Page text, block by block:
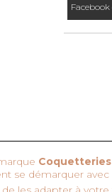
Facebook
se démarquer avec